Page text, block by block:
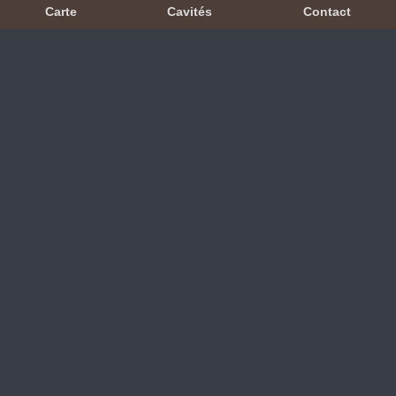
Carte Cavités Contact